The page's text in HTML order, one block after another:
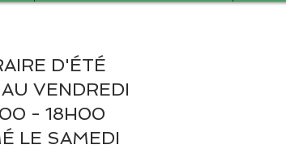
D'ÉTÉ
VENDREDI
- 18H00
LE SAMEDI